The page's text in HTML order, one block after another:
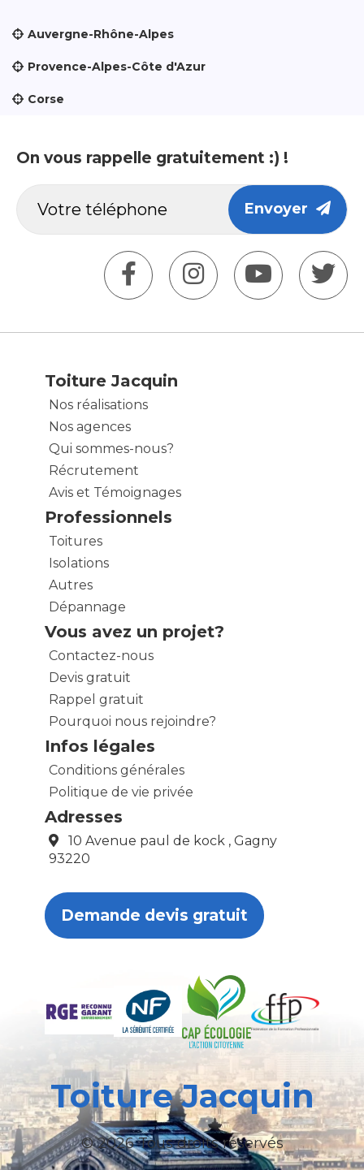
Auvergne-Rhône-Alpes
Provence-Alpes-Côte d'Azur
Corse
On vous rappelle gratuitement :) !
Envoyer
Toiture Jacquin
Nos réalisations
Nos agences
Qui sommes-nous?
Récrutement
Avis et Témoignages
Professionnels
Toitures
Isolations
Autres
Dépannage
Vous avez un projet?
Contactez-nous
Devis gratuit
Rappel gratuit
Pourquoi nous rejoindre?
Infos légales
Conditions générales
Politique de vie privée
Adresses
10 Avenue paul de kock , Gagny
93220
Demande devis gratuit
Toiture Jacquin
© 2026 Tous droits réservés